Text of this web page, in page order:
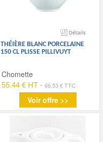
THÉIÈRE BLANC PORCELAINE
150 CL PLISSE PILLIVUYT
Chomette
55.44 € HT- 66.53 € TTC
Voir offre >>